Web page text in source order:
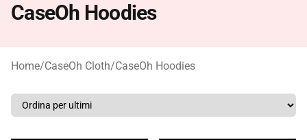
CaseOh Hoodies
Home/CaseOh Cloth/CaseOh Hoodies